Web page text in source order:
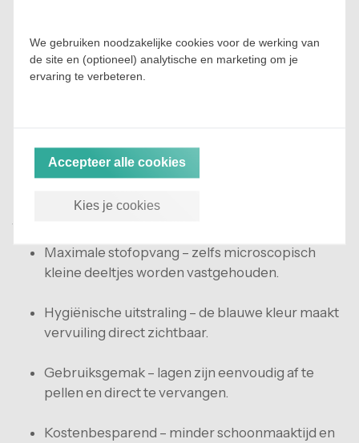
Keukens, voedingsmiddelenindustrie en biotech
Kerncentrales en decontaminatiezones –
absolute controle over fijnstof en
Voordelen van blauwe fijnstof kleefmatten
Maximale stofopvang – zelfs microscopisch
kleine deeltjes worden vastgehouden.
Hygiënische uitstraling – de blauwe kleur maakt
vervuiling direct zichtbaar.
Gebruiksgemak – lagen zijn eenvoudig af te
pellen en direct te vervangen.
Kostenbesparend – minder schoonmaaktijd en
We gebruiken noodzakelijke cookies voor de werking van
de site en (optioneel) analytische en marketing om je
ervaring te verbeteren.
Accepteer alle cookies
Kies je cookies